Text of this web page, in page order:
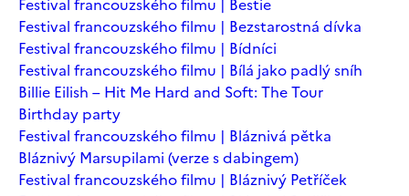
Festival francouzského filmu | Bezstarostná dívka
Festival francouzského filmu | Bídníci
Festival francouzského filmu | Bílá jako padlý sníh
Billie Eilish – Hit Me Hard and Soft: The Tour
Birthday party
Festival francouzského filmu | Bláznivá pětka
Bláznivý Marsupilami (verze s dabingem)
Festival francouzského filmu | Bláznivý Petříček